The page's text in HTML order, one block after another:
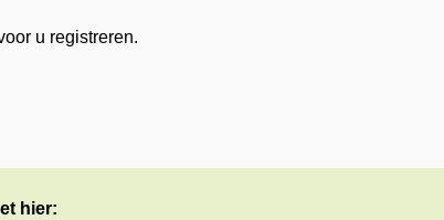
u registreren.
hier: